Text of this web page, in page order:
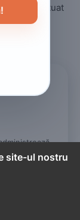
situat
cu
în sus
site-ul nostru